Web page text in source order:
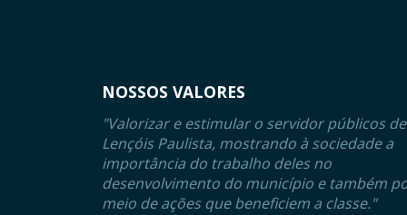
NOSSOS VALORES
"Valorizar e estimular o servidor públicos de
Lençóis Paulista, mostrando à sociedade a
importância do trabalho deles no
desenvolvimento do município e também
meio de ações que beneficiem a classe."